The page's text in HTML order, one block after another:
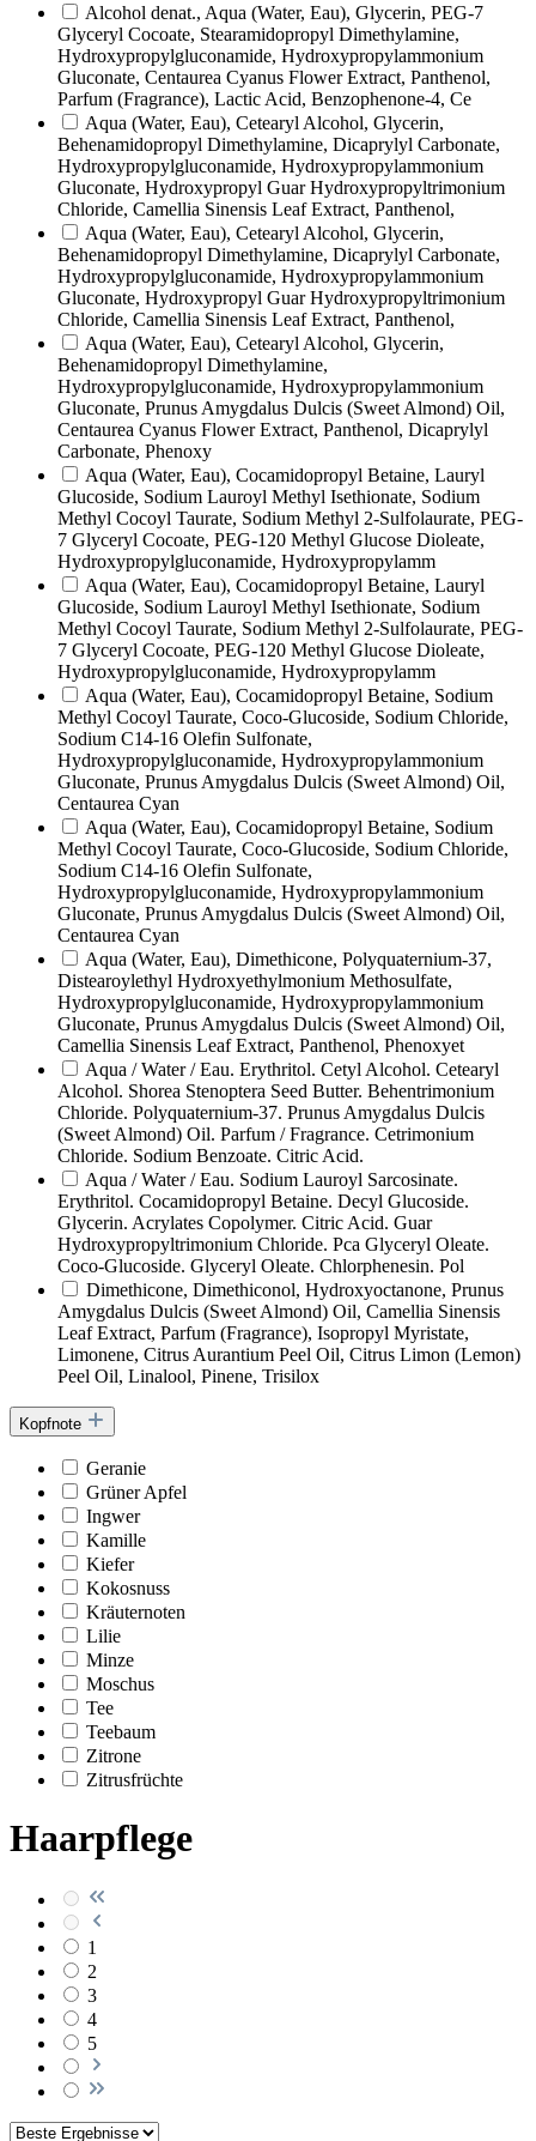
Alcohol denat., Aqua (Water, Eau), Glycerin, PEG-7
Glyceryl Cocoate, Stearamidopropyl Dimethylamine,
Hydroxypropylgluconamide, Hydroxypropylammonium
Gluconate, Centaurea Cyanus Flower Extract, Panthenol,
Parfum (Fragrance), Lactic Acid, Benzophenone-4, Ce
Aqua (Water, Eau), Cetearyl Alcohol, Glycerin,
Behenamidopropyl Dimethylamine, Dicaprylyl Carbonate,
Hydroxypropylgluconamide, Hydroxypropylammonium
Gluconate, Hydroxypropyl Guar Hydroxypropyltrimonium
Chloride, Camellia Sinensis Leaf Extract, Panthenol,
Aqua (Water, Eau), Cetearyl Alcohol, Glycerin,
Behenamidopropyl Dimethylamine, Dicaprylyl Carbonate,
Hydroxypropylgluconamide, Hydroxypropylammonium
Gluconate, Hydroxypropyl Guar Hydroxypropyltrimonium
Chloride, Camellia Sinensis Leaf Extract, Panthenol,
Aqua (Water, Eau), Cetearyl Alcohol, Glycerin,
Behenamidopropyl Dimethylamine,
Hydroxypropylgluconamide, Hydroxypropylammonium
Gluconate, Prunus Amygdalus Dulcis (Sweet Almond) Oil,
Centaurea Cyanus Flower Extract, Panthenol, Dicaprylyl
Carbonate, Phenoxy
Aqua (Water, Eau), Cocamidopropyl Betaine, Lauryl
Glucoside, Sodium Lauroyl Methyl Isethionate, Sodium
Methyl Cocoyl Taurate, Sodium Methyl 2-Sulfolaurate, PEG-
7 Glyceryl Cocoate, PEG-120 Methyl Glucose Dioleate,
Hydroxypropylgluconamide, Hydroxypropylamm
Aqua (Water, Eau), Cocamidopropyl Betaine, Lauryl
Glucoside, Sodium Lauroyl Methyl Isethionate, Sodium
Methyl Cocoyl Taurate, Sodium Methyl 2-Sulfolaurate, PEG-
7 Glyceryl Cocoate, PEG-120 Methyl Glucose Dioleate,
Hydroxypropylgluconamide, Hydroxypropylamm
Aqua (Water, Eau), Cocamidopropyl Betaine, Sodium
Methyl Cocoyl Taurate, Coco-Glucoside, Sodium Chloride,
Sodium C14-16 Olefin Sulfonate,
Hydroxypropylgluconamide, Hydroxypropylammonium
Gluconate, Prunus Amygdalus Dulcis (Sweet Almond) Oil,
Centaurea Cyan
Aqua (Water, Eau), Cocamidopropyl Betaine, Sodium
Methyl Cocoyl Taurate, Coco-Glucoside, Sodium Chloride,
Sodium C14-16 Olefin Sulfonate,
Hydroxypropylgluconamide, Hydroxypropylammonium
Gluconate, Prunus Amygdalus Dulcis (Sweet Almond) Oil,
Centaurea Cyan
Aqua (Water, Eau), Dimethicone, Polyquaternium-37,
Distearoylethyl Hydroxyethylmonium Methosulfate,
Hydroxypropylgluconamide, Hydroxypropylammonium
Gluconate, Prunus Amygdalus Dulcis (Sweet Almond) Oil,
Camellia Sinensis Leaf Extract, Panthenol, Phenoxyet
Aqua / Water / Eau. Erythritol. Cetyl Alcohol. Cetearyl
Alcohol. Shorea Stenoptera Seed Butter. Behentrimonium
Chloride. Polyquaternium-37. Prunus Amygdalus Dulcis
(Sweet Almond) Oil. Parfum / Fragrance. Cetrimonium
Chloride. Sodium Benzoate. Citric Acid.
Aqua / Water / Eau. Sodium Lauroyl Sarcosinate.
Erythritol. Cocamidopropyl Betaine. Decyl Glucoside.
Glycerin. Acrylates Copolymer. Citric Acid. Guar
Hydroxypropyltrimonium Chloride. Pca Glyceryl Oleate.
Coco-Glucoside. Glyceryl Oleate. Chlorphenesin. Pol
Dimethicone, Dimethiconol, Hydroxyoctanone, Prunus
Amygdalus Dulcis (Sweet Almond) Oil, Camellia Sinensis
Leaf Extract, Parfum (Fragrance), Isopropyl Myristate,
Limonene, Citrus Aurantium Peel Oil, Citrus Limon (Lemon)
Peel Oil, Linalool, Pinene, Trisilox
Kopfnote
Geranie
Grüner Apfel
Ingwer
Kamille
Kiefer
Kokosnuss
Kräuternoten
Lilie
Minze
Moschus
Tee
Teebaum
Zitrone
Zitrusfrüchte
Haarpflege
1
2
3
4
5